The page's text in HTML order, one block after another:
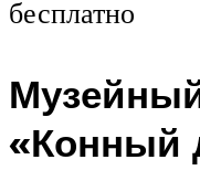
бесплатно
«Конный